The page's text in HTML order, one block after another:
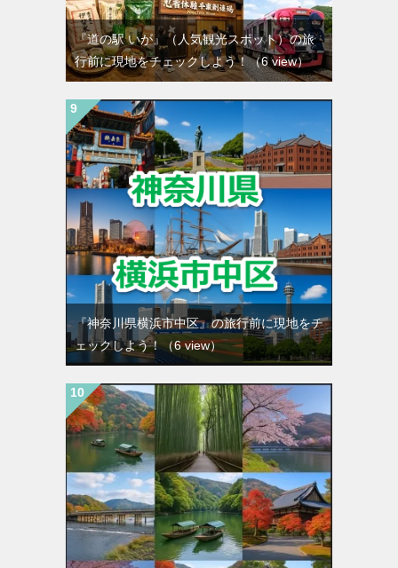
『道の駅 いが』（人気観光スポット）の旅
行前に現地をチェックしよう！（6 view）
『神奈川県横浜市中区』の旅行前に現地をチ
ェックしよう！（6 view）